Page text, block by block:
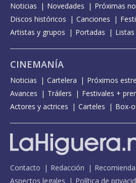
Noticias Novedades
Próximas
Discos históricos
Canciones
Artistas y grupos
Portadas Listas
CINEMANÍA
Noticias Cartelera Próximos
Avances
Tráilers
Festivales +
Actores y actrices
Carteles Box-
Contacto Redacción Recomienda
Aspectos legales
Política de